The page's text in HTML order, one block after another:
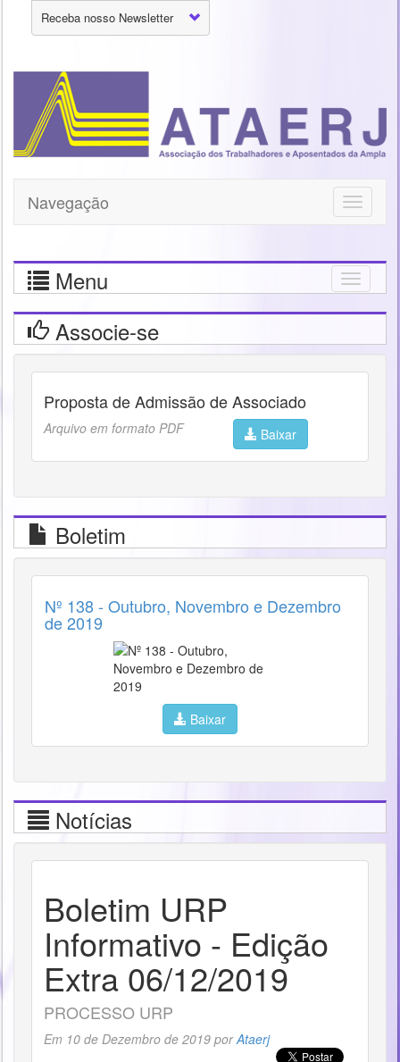
Receba nosso Newsletter
Toggle
Navegação
Menu
Associe-se
Proposta de Admissão de Associado
Arquivo em formato PDF Baixar
Boletim
Nº 138 - Outubro, Novembro e Dezembro
de 2019
Baixar
Notícias
Boletim URP
Informativo - Edição
Extra 06/12/2019
PROCESSO URP
Em 10 de Dezembro de 2019 porAtaerj